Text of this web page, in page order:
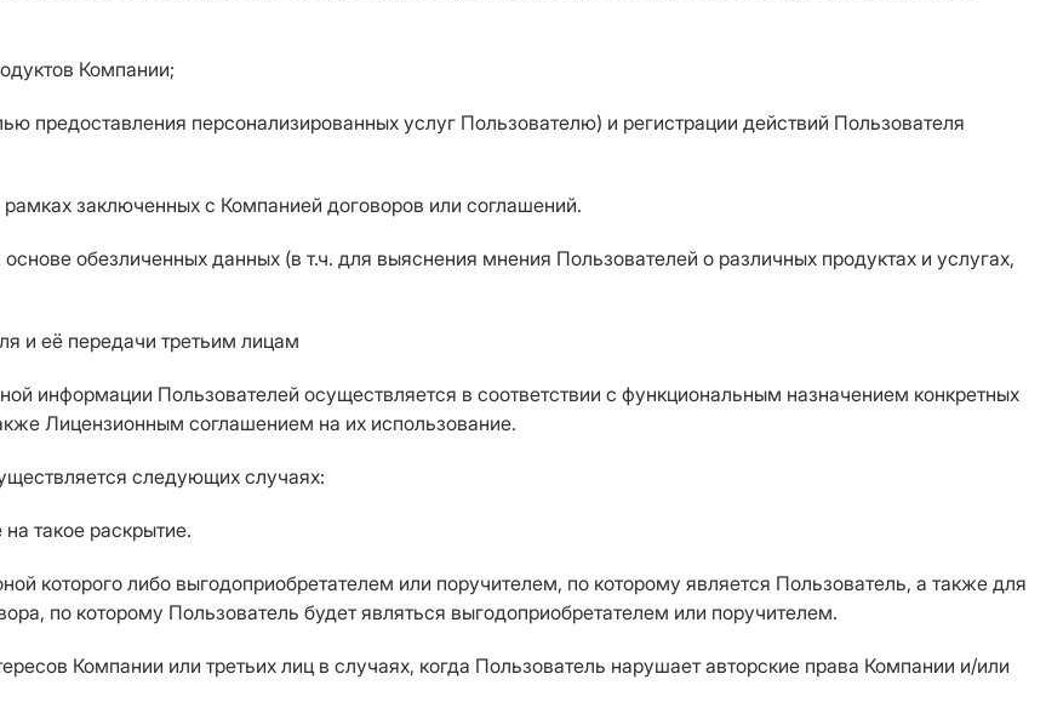
Компании;
предоставления персонализированных услуг Пользователю) и регистрации действий Пользователя
заключенных с Компанией договоров или соглашений.
обезличенных данных (в т.ч. для выяснения мнения Пользователей о различных продуктах и услугах,
и её передачи третьим лицам
информации Пользователей осуществляется в соответствии с функциональным назначением конкретных
Лицензионным соглашением на их использование.
следующих случаях:
такое раскрытие.
которого либо выгодоприобретателем или поручителем, по которому является Пользователь, а также для
по которому Пользователь будет являться выгодоприобретателем или поручителем.
Компании или третьих лиц в случаях, когда Пользователь нарушает авторские права Компании и/или